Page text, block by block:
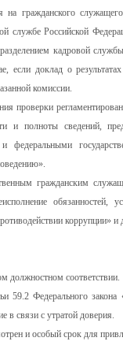
на гражданского
службе Российской
кадровой
если доклад о
комиссии.
проверки
и полноты сведений,
и федеральными
гражданским
коррупции»
должностном соответствии.
59.2 Федерального
в связи с утратой доверия.
и особый срок для